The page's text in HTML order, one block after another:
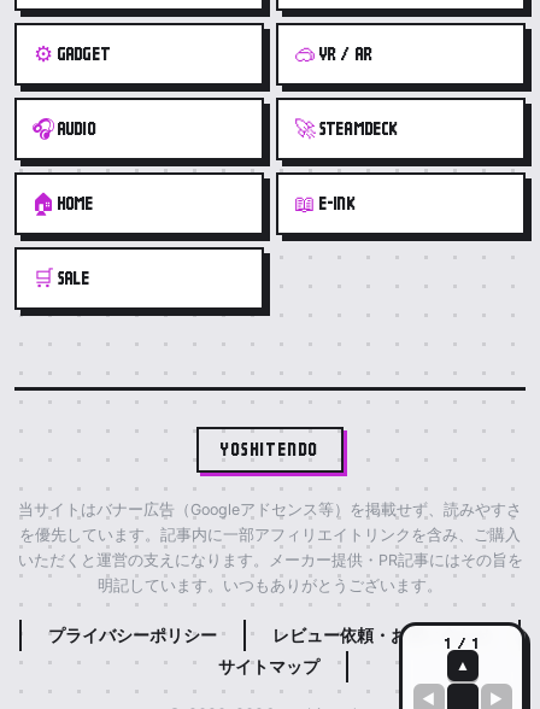
⚙️ GADGET 🥽 VR / AR
🎧 AUDIO 🚀 STEAMDECK
🏠 HOME 📖 E-INK
🛒 SALE
YOSHITENDO
当サイトはバナー広告（Googleアドセンス等）を掲載せず、読みやすさ
を優先しています。記事内に一部アフィリエイトリンクを含み、ご購入
いただくと運営の支えになります。メーカー提供・PR記事にはその旨を
明記しています。いつもありがとうございます。
プライバシーポリシー
レビュー依頼・お問い合わせ
サイトマップ
1 / 1
▲
◀ ▶